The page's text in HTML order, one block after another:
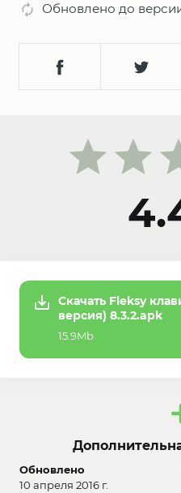
Обновлено до
Скачать Fleksy
версия) 8.3.2.apk
15.9Mb
Обновлено
10 апреля 2016 г.